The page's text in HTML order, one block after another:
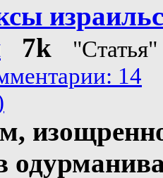
7k
"Статья"
14